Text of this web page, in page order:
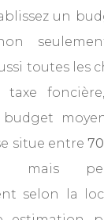
un
toutes les
taxe
budget
situe entre
mais
selon la